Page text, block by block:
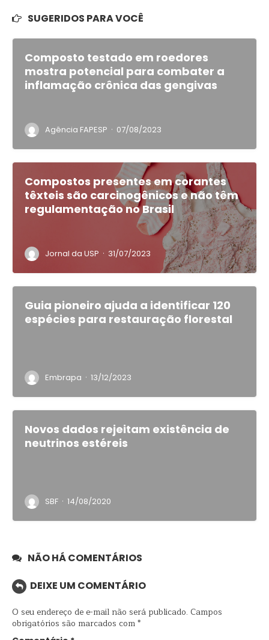
SUGERIDOS PARA VOCÊ
Composto testado em roedores
mostra potencial para combater a
inflamação crônica das gengivas
Agência FAPESP · 07/08/2023
Compostos presentes em corantes
têxteis são carcinogênicos e não têm
regulamentação no Brasil
Jornal da USP · 31/07/2023
Guia pioneiro ajuda a identificar 120
espécies para restauração florestal
Embrapa · 13/12/2023
Novos dados rejeitam existência de
neutrinos estéreis
SBF · 14/08/2020
NÃO HÁ COMENTÁRIOS
DEIXE UM COMENTÁRIO
O seu endereço de e-mail não será publicado. Campos
obrigatórios são marcados com*